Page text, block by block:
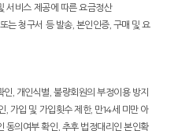
서비스 제공에 따른 요금정산
는 청구서 등 발송, 본인인증, 구매 및 요
, 개인식별, 불량회원의 부정이용 방지
, 가입 및 가입횟수 제한, 만14세 미만 아
동의여부 확인, 추후 법정대리인 본인확